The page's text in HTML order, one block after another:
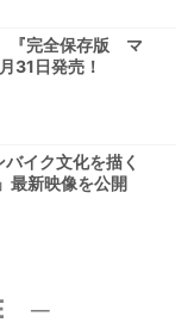
『完全保存版 マ
31日発売！
イク文化を描く
最新映像を公開
─